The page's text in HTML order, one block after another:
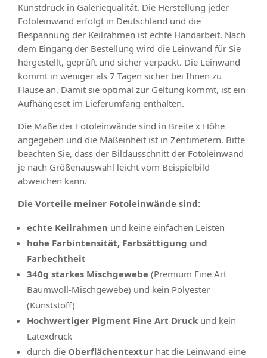
Kunstdruck in Galeriequalität. Die Herstellung jeder
Fotoleinwand erfolgt in Deutschland und die
Bespannung der Keilrahmen ist echte Handarbeit. Nach
dem Eingang der Bestellung wird die Leinwand für Sie
hergestellt, geprüft und sicher verpackt. Die Leinwand
kommt in weniger als 7 Tagen sicher bei Ihnen zu
Hause an. Damit sie optimal zur Geltung kommt, ist ein
Aufhängeset im Lieferumfang enthalten.
Die Maße der Fotoleinwände sind in Breite x Höhe
angegeben und die Maßeinheit ist in Zentimetern. Bitte
beachten Sie, dass der Bildausschnitt der Fotoleinwand
je nach Größenauswahl leicht vom Beispielbild
abweichen kann.
Die Vorteile meiner Fotoleinwände sind:
echte Keilrahmen und keine einfachen Leisten
hohe Farbintensität, Farbsättigung und
Farbechtheit
340g starkes Mischgewebe (Premium Fine Art
Baumwoll-Mischgewebe) und kein Polyester
(Kunststoff)
Hochwertiger Pigment Fine Art Druck und kein
Latexdruck
durch die Oberflächentextur hat die Leinwand eine